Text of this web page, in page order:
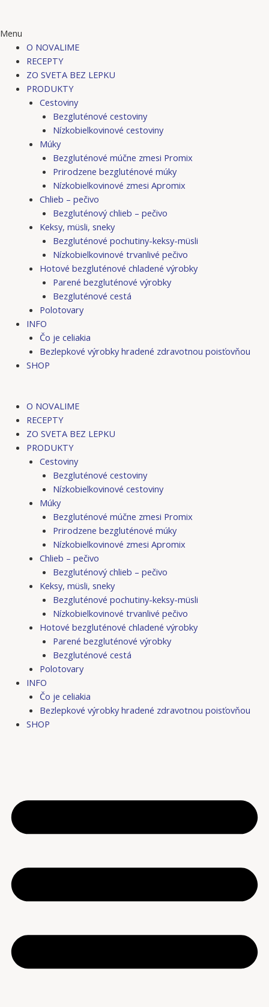
Menu
O NOVALIME
RECEPTY
ZO SVETA BEZ LEPKU
PRODUKTY
Cestoviny
Bezgluténové cestoviny
Nízkobielkovinové cestoviny
Múky
Bezgluténové múčne zmesi Promix
Prirodzene bezgluténové múky
Nízkobielkovinové zmesi Apromix
Chlieb – pečivo
Bezgluténový chlieb – pečivo
Keksy, müsli, sneky
Bezgluténové pochutiny-keksy-müsli
Nízkobielkovinové trvanlivé pečivo
Hotové bezgluténové chladené výrobky
Parené bezgluténové výrobky
Bezgluténové cestá
Polotovary
INFO
Čo je celiakia
Bezlepkové výrobky hradené zdravotnou poisťovňou
SHOP
O NOVALIME
RECEPTY
ZO SVETA BEZ LEPKU
PRODUKTY
Cestoviny
Bezgluténové cestoviny
Nízkobielkovinové cestoviny
Múky
Bezgluténové múčne zmesi Promix
Prirodzene bezgluténové múky
Nízkobielkovinové zmesi Apromix
Chlieb – pečivo
Bezgluténový chlieb – pečivo
Keksy, müsli, sneky
Bezgluténové pochutiny-keksy-müsli
Nízkobielkovinové trvanlivé pečivo
Hotové bezgluténové chladené výrobky
Parené bezgluténové výrobky
Bezgluténové cestá
Polotovary
INFO
Čo je celiakia
Bezlepkové výrobky hradené zdravotnou poisťovňou
SHOP